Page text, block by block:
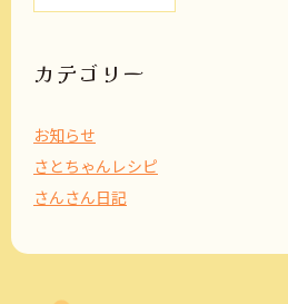
ブ
カテゴリー
お知らせ
さとちゃんレシピ
さんさん日記